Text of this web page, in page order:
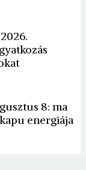
8: ma
energiája